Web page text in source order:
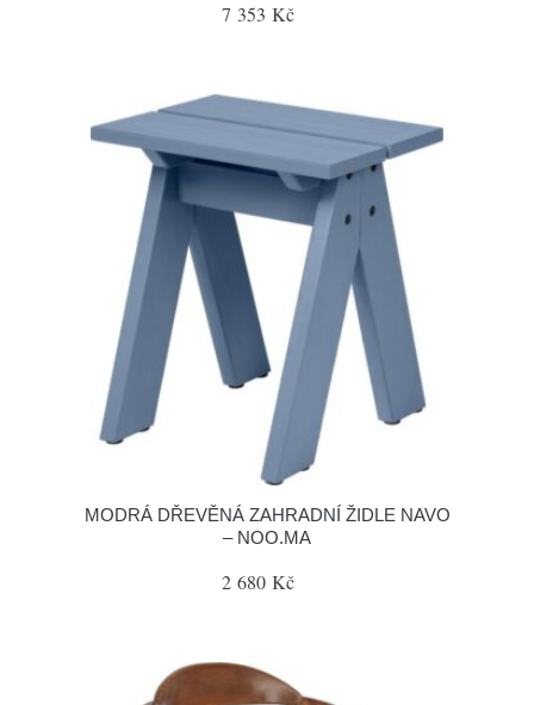
7 353 Kč
MODRÁ DŘEVĚNÁ ZAHRADNÍ ŽIDLE NAVO
– NOO.MA
2 680 Kč